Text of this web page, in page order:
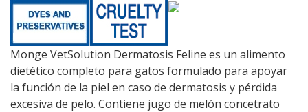
Monge VetSolution Dermatosis Feline es un alimento
dietético completo para gatos formulado para apoyar
la función de la piel en caso de dermatosis y pérdida
excesiva de pelo. Contiene jugo de melón concetrato